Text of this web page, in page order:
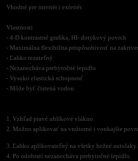
Vhodné pre interiér i exteriér.
Vlastnosti
- 4-D kontrastné grafika, HI- dotykový povrch
- Maximálna flexibilita prispôsobivosť na
- Ľahko rezateľný
- Nezanecháva prebytočné lepidlo
- Vysoko elastická schopnosť
- Môže byť čistená vodou
1. Vzhľad pravé uhlíkové vlákno.
2. Možno aplikovať na vnútorné i vonkajšie
3. Ľahko aplikovateľný na všetky bežné autolaky.
4. Po odobratí nezanecháva prebytočné lepidlo.